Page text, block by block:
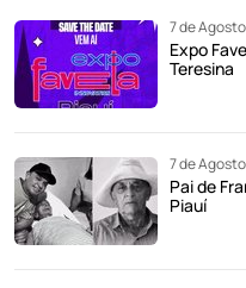
7 de
Expo
Teresina
7 de
Pai de
Piauí